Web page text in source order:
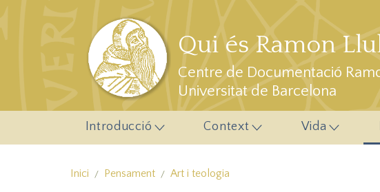
Vés al contingut
Qui és Ramon
Centre de Documentació
Universitat de Barcelona
Introducció Context Vida
Inici Pensament Art i teologia